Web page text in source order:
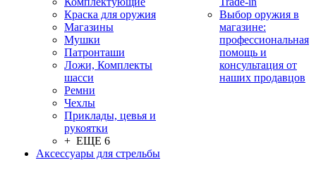
Краска для оружия
Магазины
Мушки
Патронташи
Ложи, Комплекты
шасси
Ремни
Чехлы
Приклады, цевья и
рукоятки
+ ЕЩЕ 6
Аксессуары для стрельбы
Выбор оружия в
магазине:
профессиональная
помощь и
консультация от
наших продавцов